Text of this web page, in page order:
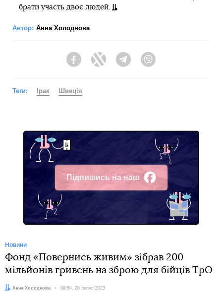
брати участь двоє людей.
Автор: Анна Холоднова
FacebookTwitter Telegram
Теги: Ірак Швеція
Підпишись на наш
Facebook
Новини
Фонд «Повернись живим» зібрав 200
мільйонів гривень на зброю для бійців ТрО
Автор:
Анна Холоднова Дата:
09:54, 20 липня 2023